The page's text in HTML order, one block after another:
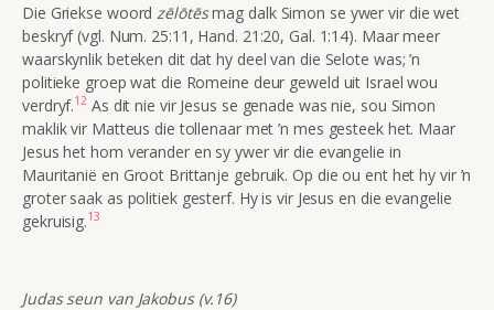
Die Griekse woord zēlōtēsmag dalk Simon se ywer vir die wet
beskryf (vgl. Num. 25:11, Hand. 21:20, Gal. 1:14). Maar meer
waarskynlik beteken dit dat hy deel van die Selote was; ’n
politieke groep wat die Romeine deur geweld uit Israel wou
verdryf.12 As dit nie vir Jesus se genade was nie, sou Simon
maklik vir Matteus die tollenaar met ’n mes gesteek het. Maar
Jesus het hom verander en sy ywer vir die evangelie in
Mauritanië en Groot Brittanje gebruik. Op die ou ent het hy vir ’n
groter saak as politiek gesterf. Hy is vir Jesus en die evangelie
gekruisig.13
Judas seun van Jakobus (v.16)